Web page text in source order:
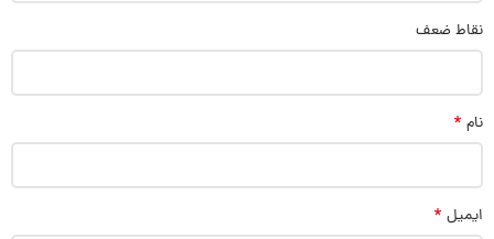
نقاط ضعف
نام *
ایمیل *